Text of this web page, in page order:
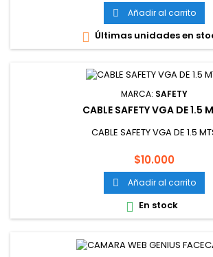
 Añadir al carrito
 Últimas unidades en
MARCA: SAFETY
CABLE SAFETY VGA DE 1.5
CABLE SAFETY VGA DE 1.5
Precio
$10.000
 Añadir al carrito
 En stock